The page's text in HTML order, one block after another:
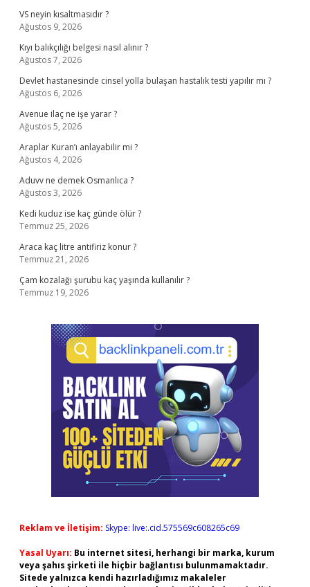
VS neyin kısaltmasıdır ?
Ağustos 9, 2026
Kıyı balıkçılığı belgesi nasıl alınır ?
Ağustos 7, 2026
Devlet hastanesinde cinsel yolla bulaşan hastalık testi yapılır mı ?
Ağustos 6, 2026
Avenue ilaç ne işe yarar ?
Ağustos 5, 2026
Araplar Kuran’ı anlayabilir mi ?
Ağustos 4, 2026
Aduvv ne demek Osmanlıca ?
Ağustos 3, 2026
Kedi kuduz ise kaç günde ölür ?
Temmuz 25, 2026
Araca kaç litre antifiriz konur ?
Temmuz 21, 2026
Çam kozalağı şurubu kaç yaşında kullanılır ?
Temmuz 19, 2026
Reklam ve İletişim: Skype: live:.cid.575569c608265c69
Yasal Uyarı: Bu internet sitesi, herhangi bir marka, kurum
veya şahıs şirketi ile hiçbir bağlantısı bulunmamaktadır.
Sitede yalnızca kendi hazırladığımız makaleler